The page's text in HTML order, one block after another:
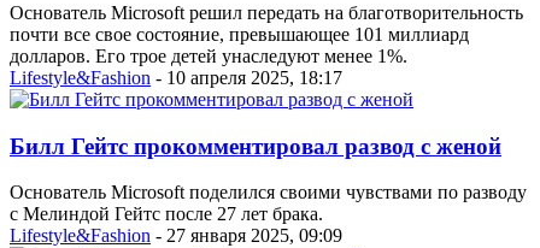
Основатель Microsoft решил передать на благотворительность
почти все свое состояние, превышающее 101 миллиард
долларов. Его трое детей унаследуют менее 1%.
Lifestyle&Fashion - 10 апреля 2025, 18:17
Билл Гейтс прокомментировал развод с женой
Основатель Microsoft поделился своими чувствами по разводу
с Мелиндой Гейтс после 27 лет брака.
Lifestyle&Fashion - 27 января 2025, 09:09